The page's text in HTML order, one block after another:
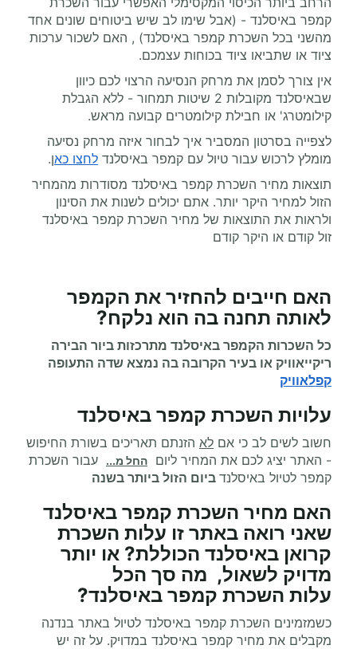
קמפר באיסלנד - (אבל שימו לב שיש ביטוחים שונים אחד
מהשני בכל השכרת קמפר באיסלנד) , האם לשכור ערכות
ציוד או שתביאו ציוד בכוחות עצמכם.
אין צורך לסמן את מרחק הנסיעה הרצוי לכם כיוון
שבאיסלנד מקובלות 2 שיטות תמחור - ללא הגבלת
קילומטרג' או חבילת קילומטרים קבועה מראש.
לצפייה בסרטון המסביר איך לבחור איזה מרחק נסיעה
מומלץ לרכוש עבור טיול עם קמפר באיסלנד לחצו כאן.
תוצאות מחיר השכרת קמפר באיסלנד מסודרות מהמחיר
הזול למחיר היקר יותר. אתם יכולים לשנות את הסינון
ולראות את התוצאות של מחיר השכרת קמפר באיסלנד
זול קודם או היקר קודם
האם חייבים להחזיר את הקמפר
לאותה תחנה בה הוא נלקח?
כל השכרות הקמפר באיסלנד מתרכזות ביור הבירה
ריקייאוויק או בעיר הקרובה בה נמצא שדה התעופה
קפלאוויק
עלויות השכרת קמפר באיסלנד
חשוב לשים לב כי אם לא הזנתם תאריכים בשורת החיפוש
- האתר יציג לכם את המחיר ליום החל מ...
עבור השכרת
קמפר לטיול באיסלנד ביום הזול ביותר בשנה
האם מחיר השכרת קמפר באיסלנד
שאני רואה באתר זו עלות השכרת
קרואן באיסלנד הכוללת? או יותר
מדויק לשאול, מה סך הכל
עלות השכרת קמפר באיסלנד?
כשמזמינים השכרת קמפר באיסלנד לטיול באתר בנדנה
מקבלים את מחיר קמפר באיסלנד במדויק. על זה יש